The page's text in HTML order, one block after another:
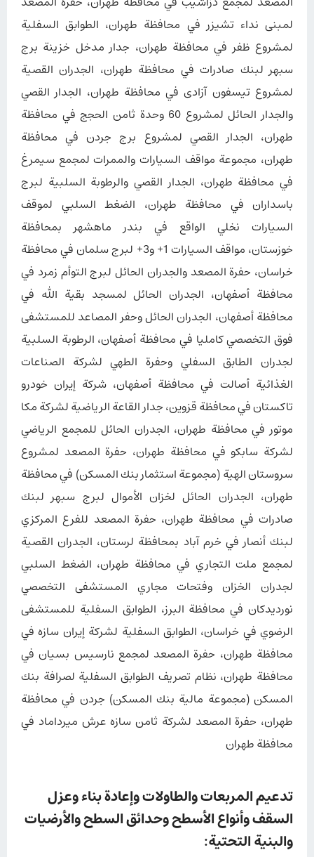
لمبنى نداء تشيزر في محافظة طهران، الطوابق السفلية
لمشروع ظفر في محافظة طهران، جدار مدخل خزينة برج
سبهر لبنك صادرات في محافظة طهران، الجدران القصية
لمشروع تيسفون آزادی في محافظة طهران، الجدار القصي
والجدار الحائل لمشروع 60 وحدة ثامن الحجج في محافظة
طهران، الجدار القصي لمشروع برج جردن في محافظة
طهران، مجموعة مواقف السيارات والممرات لمجمع سيمرغ
في محافظة طهران، الجدار القصي والرطوبة السلبية لبرج
باسداران في محافظة طهران، الضغط السلبي لموقف
السيارات نخلي الواقع في بندر ماهشهر بمحافظة
خوزستان، مواقف السيارات 1+ و3+ لبرج سلمان في محافظة
خراسان، حفرة المصعد والجدران الحائل لبرج التوأم زمرد في
محافظة أصفهان، الجدران الحائل لمسجد بقية الله في
محافظة أصفهان، الجدران الحائل وحفر المصاعد للمستشفى
فوق التخصصي كامليا في محافظة أصفهان، الرطوبة السلبية
لجدران الطابق السفلي وحفرة الطهي لشركة الصناعات
الغذائية أصالت في محافظة أصفهان، شركة إيران خودرو
تاکستان في محافظة قزوين، جدار القاعة الرياضية لشركة مكا
موتور في محافظة طهران، الجدران الحائل للمجمع الرياضي
لشركة سابکو في محافظة طهران، حفرة المصعد لمشروع
سروستان الهية (مجموعة استثمار بنك المسكن) في محافظة
طهران، الجدران الحائل لخزان الأموال لبرج سبهر لبنك
صادرات في محافظة طهران، حفرة المصعد للفرع المركزي
لبنك أنصار في خرم آباد بمحافظة لرستان، الجدران القصية
لمجمع ملت التجاري في محافظة طهران، الضغط السلبي
لجدران الخزان وفتحات مجاري المستشفى التخصصي
نورديدكان في محافظة البرز، الطوابق السفلية للمستشفى
الرضوي في خراسان، الطوابق السفلية لشركة إيران سازه في
محافظة طهران، حفرة المصعد لمجمع نارسیس بسیان في
محافظة طهران، نظام تصريف الطوابق السفلية لصرافة بنك
المسكن (مجموعة مالية بنك المسكن) جردن في محافظة
طهران، حفرة المصعد لشركة ثامن سازه عرش ميرداماد في
محافظة طهران
تدعيم المربعات والطاولات وإعادة بناء وعزل
السقف وأنواع الأسطح وحدائق السطح والأرضيات
والبنية التحتية: